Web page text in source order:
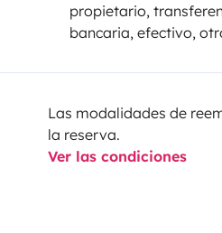
propietario,
bancaria, efectivo,
Las modalidades de
la reserva.
Ver las condiciones